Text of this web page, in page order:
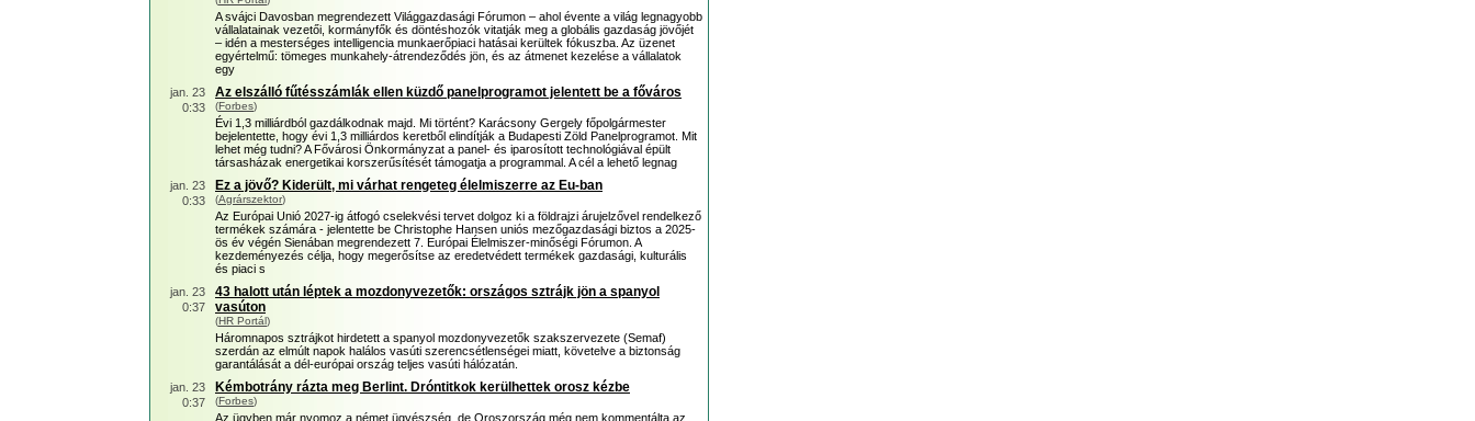
A svájci Davosban megrendezett Világgazdasági Fórumon – ahol évente a világ legnagyobb
vállalatainak vezetői, kormányfők és döntéshozók vitatják meg a globális gazdaság jövőjét
– idén a mesterséges intelligencia munkaerőpiaci hatásai kerültek fókuszba. Az üzenet
egyértelmű: tömeges munkahely-átrendeződés jön, és az átmenet kezelése a vállalatok
egy
jan. 23
0:33
Az elszálló fűtésszámlák ellen küzdő panelprogramot jelentett be a főváros
(Forbes)
Évi 1,3 milliárdból gazdálkodnak majd. Mi történt? Karácsony Gergely főpolgármester
bejelentette, hogy évi 1,3 milliárdos keretből elindítják a Budapesti Zöld Panelprogramot. Mit
lehet még tudni? A Fővárosi Önkormányzat a panel- és iparosított technológiával épült
társasházak energetikai korszerűsítését támogatja a programmal. A cél a lehető legnag
jan. 23
0:33
Ez a jövő? Kiderült, mi várhat rengeteg élelmiszerre az Eu-ban
(Agrárszektor)
Az Európai Unió 2027-ig átfogó cselekvési tervet dolgoz ki a földrajzi árujelzővel rendelkező
termékek számára - jelentette be Christophe Hansen uniós mezőgazdasági biztos a 2025-
ös év végén Sienában megrendezett 7. Európai Élelmiszer-minőségi Fórumon. A
kezdeményezés célja, hogy megerősítse az eredetvédett termékek gazdasági, kulturális
és piaci s
jan. 23
0:37
43 halott után léptek a mozdonyvezetők: országos sztrájk jön a spanyol
vasúton
(HR Portál)
Háromnapos sztrájkot hirdetett a spanyol mozdonyvezetők szakszervezete (Semaf)
szerdán az elmúlt napok halálos vasúti szerencsétlenségei miatt, követelve a biztonság
garantálását a dél-európai ország teljes vasúti hálózatán.
jan. 23
0:37
Kémbotrány rázta meg Berlint. Dróntitkok kerülhettek orosz kézbe
(Forbes)
Az ügyben már nyomoz a német ügyészség, de Oroszország még nem kommentálta az